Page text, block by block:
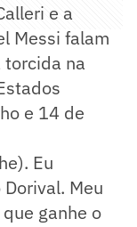
e a
Messi falam
torcida na
e 14 de
Eu
Meu
ganhe o